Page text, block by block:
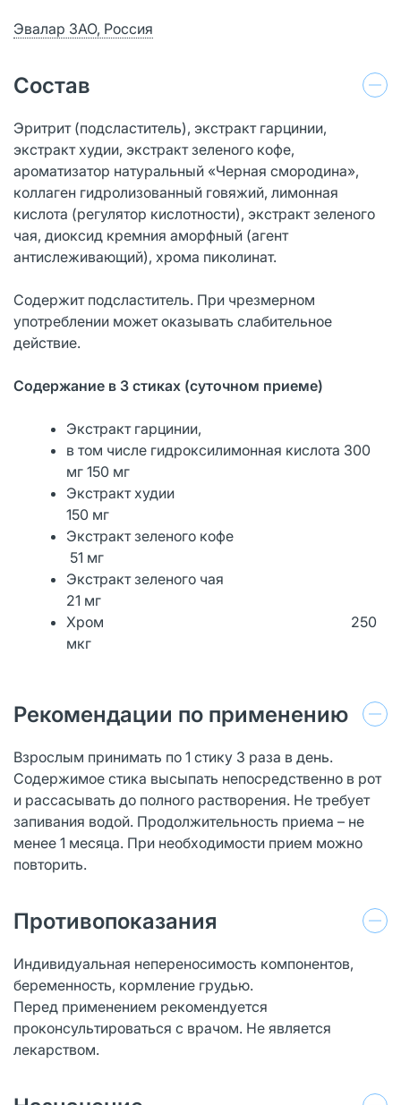
Эвалар ЗАО, Россия
Состав
Эритрит (подсластитель), экстракт гарцинии,
экстракт худии, экстракт зеленого кофе,
ароматизатор натуральный «Черная смородина»,
коллаген гидролизованный говяжий, лимонная
кислота (регулятор кислотности), экстракт зеленого
чая, диоксид кремния аморфный (агент
антислеживающий), хрома пиколинат.
Содержит подсластитель. При чрезмерном
употреблении может оказывать слабительное
действие.
Содержание в 3 стиках (суточном приеме)
Экстракт гарцинии,
в том числе гидроксилимонная кислота 300
мг 150 мг
Экстракт худии
150 мг
Экстракт зеленого кофе
51 мг
Экстракт зеленого чая
21 мг
Хром 250
мкг
Рекомендации по применению
Взрослым принимать по 1 стику 3 раза в день.
Содержимое стика высыпать непосредственно в рот
и рассасывать до полного растворения. Не требует
запивания водой. Продолжительность приема – не
менее 1 месяца. При необходимости прием можно
повторить.
Противопоказания
Индивидуальная непереносимость компонентов,
беременность, кормление грудью.
Перед применением рекомендуется
проконсультироваться с врачом. Не является
лекарством.